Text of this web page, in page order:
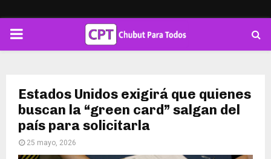
PRIMARY
Estados Unidos exigirá que quienes
buscan la “green card” salgan del
país para solicitarla
25 mayo, 2026